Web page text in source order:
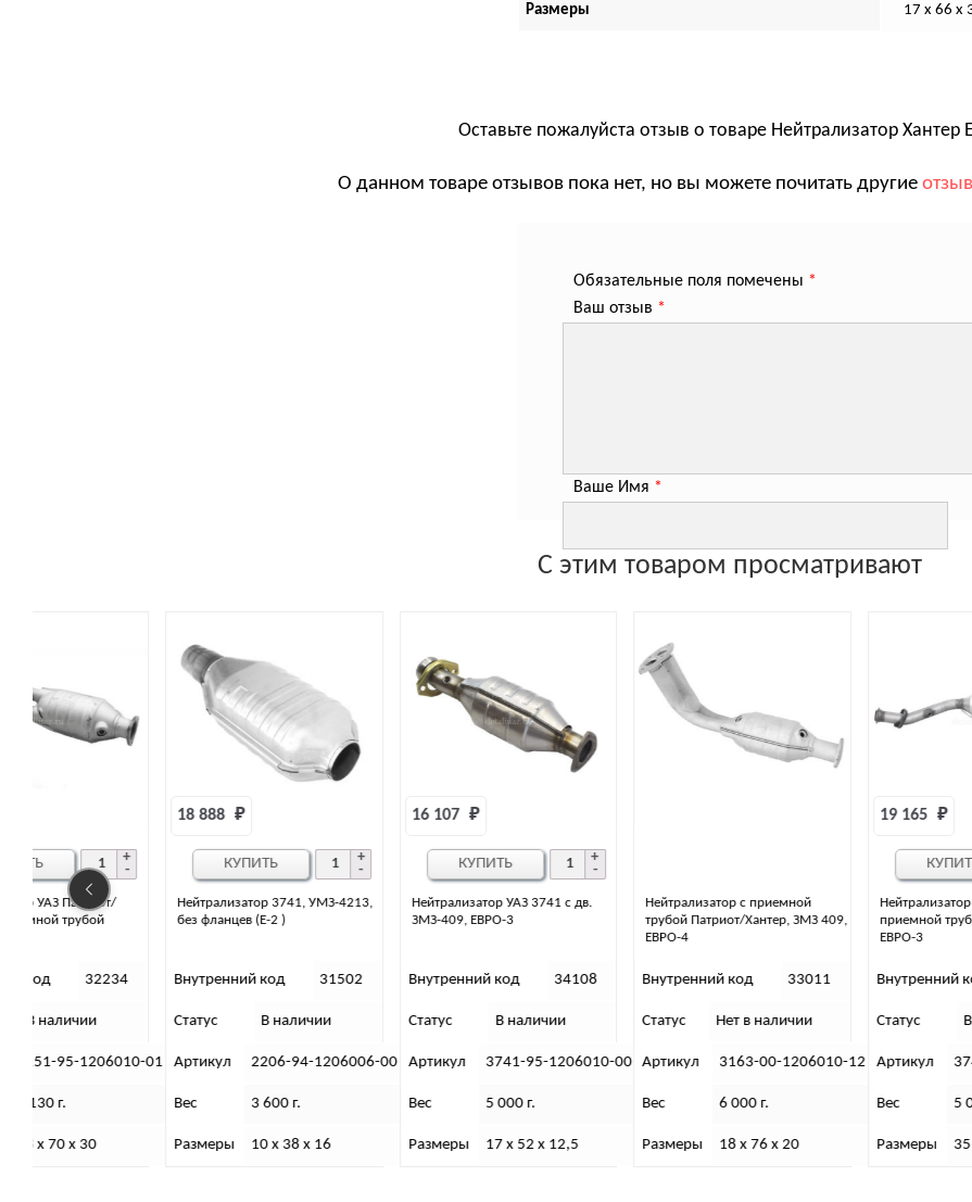
Размеры 17 х 66 х
Оставьте пожалуйста отзыв о товаре Нейтрализатор
О данном товаре отзывов пока нет, но вы можете почитать другие
Обязательные поля помечены *
Ваш отзыв *
Ваше Имя *
С этим товаром просматривают
01
Нейтрализатор 3741, УМЗ-4213,
без фланцев (Е-2 )
Внутренний код 31502
Статус В наличии
Артикул 2206-94-1206006-00
Вес
Размеры 10 х 38 х 16
КУПИТЬ
Нейтрализатор УАЗ 3741 с дв.
ЗМЗ-409, ЕВРО-3
Внутренний код 34108
Статус В наличии
Артикул 3741-95-1206010-00
Вес
Размеры 17 х 52 х 12,5
КУПИТЬ
Нейтрализатор с приемной
трубой Патриот/Хантер, ЗМЗ 409,
Внутренний код 33011
Статус Нет в наличии
Артикул 3163-00-1206010-12
Вес
Размеры 18 х 76 х 20
Нейтрализатор УАЗ 3741 с
приемной трубой дв. УМЗ-4213,
Внутренний код 34104
Статус В наличии
Артикул 3741-94-1206010-
Вес
Размеры 35 х 90 х 35